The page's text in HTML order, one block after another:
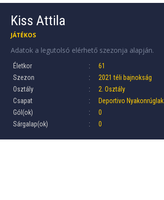
Kiss Attila
JÁTÉKOS
Adatok a legutolsó elérhető szezonja alapján.
Életkor
61
Szezon
2021 téli bajnokság
Osztály
2. Osztály
Csapat
Deportivo Nyakonrúglak
Gól(ok)
0
Sárgalap(ok)
0